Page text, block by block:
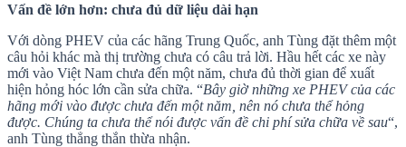
Vấn đề lớn hơn: chưa đủ dữ liệu dài hạn
Với dòng PHEV của các hãng Trung Quốc, anh Tùng đặt thêm một
câu hỏi khác mà thị trường chưa có câu trả lời. Hầu hết các xe này
mới vào Việt Nam chưa đến một năm, chưa đủ thời gian để xuất
hiện hỏng hóc lớn cần sửa chữa. “Bây giờ những xe PHEV của các
hãng mới vào được chưa đến một năm, nên nó chưa thể hỏng
được. Chúng ta chưa thể nói được vấn đề chi phí sửa chữa về sau“,
anh Tùng thẳng thắn thừa nhận.